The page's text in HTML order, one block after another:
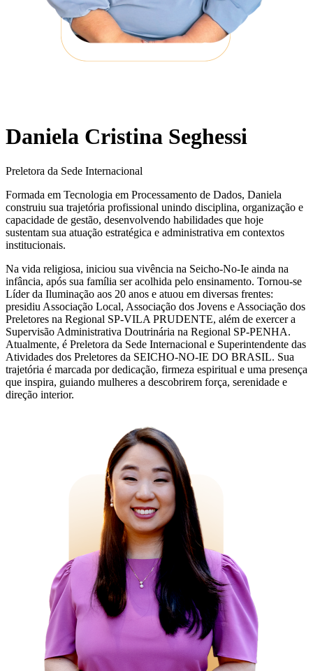
Daniela Cristina Seghessi
Preletora da Sede Internacional
Formada em Tecnologia em Processamento de Dados, Daniela
construiu sua trajetória profissional unindo disciplina, organização e
capacidade de gestão, desenvolvendo habilidades que hoje
sustentam sua atuação estratégica e administrativa em contextos
institucionais.
Na vida religiosa, iniciou sua vivência na Seicho-No-Ie ainda na
infância, após sua família ser acolhida pelo ensinamento. Tornou-se
Líder da Iluminação aos 20 anos e atuou em diversas frentes:
presidiu Associação Local, Associação dos Jovens e Associação dos
Preletores na Regional SP-VILA PRUDENTE, além de exercer a
Supervisão Administrativa Doutrinária na Regional SP-PENHA.
Atualmente, é Preletora da Sede Internacional e Superintendente das
Atividades dos Preletores da SEICHO-NO-IE DO BRASIL. Sua
trajetória é marcada por dedicação, firmeza espiritual e uma presença
que inspira, guiando mulheres a descobrirem força, serenidade e
direção interior.